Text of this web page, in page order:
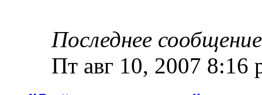
Последнее
Пт авг 10, 2007 8:16